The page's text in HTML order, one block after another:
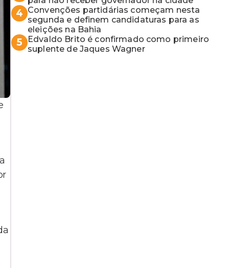
4 Convenções partidárias começam nesta
segunda e definem candidaturas para as
eleições na Bahia
5
Edvaldo Brito é confirmado como primeiro
suplente de Jaques Wagner